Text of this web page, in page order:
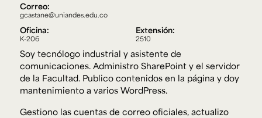
Configuración de cookies
Universidad de los Andes | Vigilada Mineducación.
Reconocimiento como universidad: Decreto 1297 del 30
de mayo de 1964. Reconocimiento de personería jurídica:
Resolución 28 del 23 de febrero de 1949, Minjusticia.
Acreditación institucional de alta calidad, 10 años:
Resolución 000194 del 16 de enero del 2025.
Correo:
gcastane@uniandes.edu.co
Oficina:
K-206
Extensión:
2510
Soy tecnólogo industrial y asistente de
comunicaciones. Administro SharePoint y el servidor
de la Facultad. Publico contenidos en la página y doy
mantenimiento a varios WordPress.
Gestiono las cuentas de correo oficiales, actualizo